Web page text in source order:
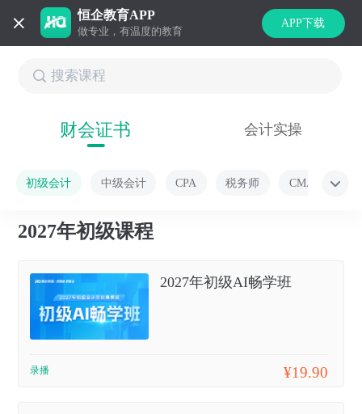
恒企教育APP
做专业，有温度的教育
APP下载
财会证书 会计实操
初级会计 中级会计 CPA 税务师 CMA
2027年初级课程
2027年初级AI畅学班
录播 ¥19.90